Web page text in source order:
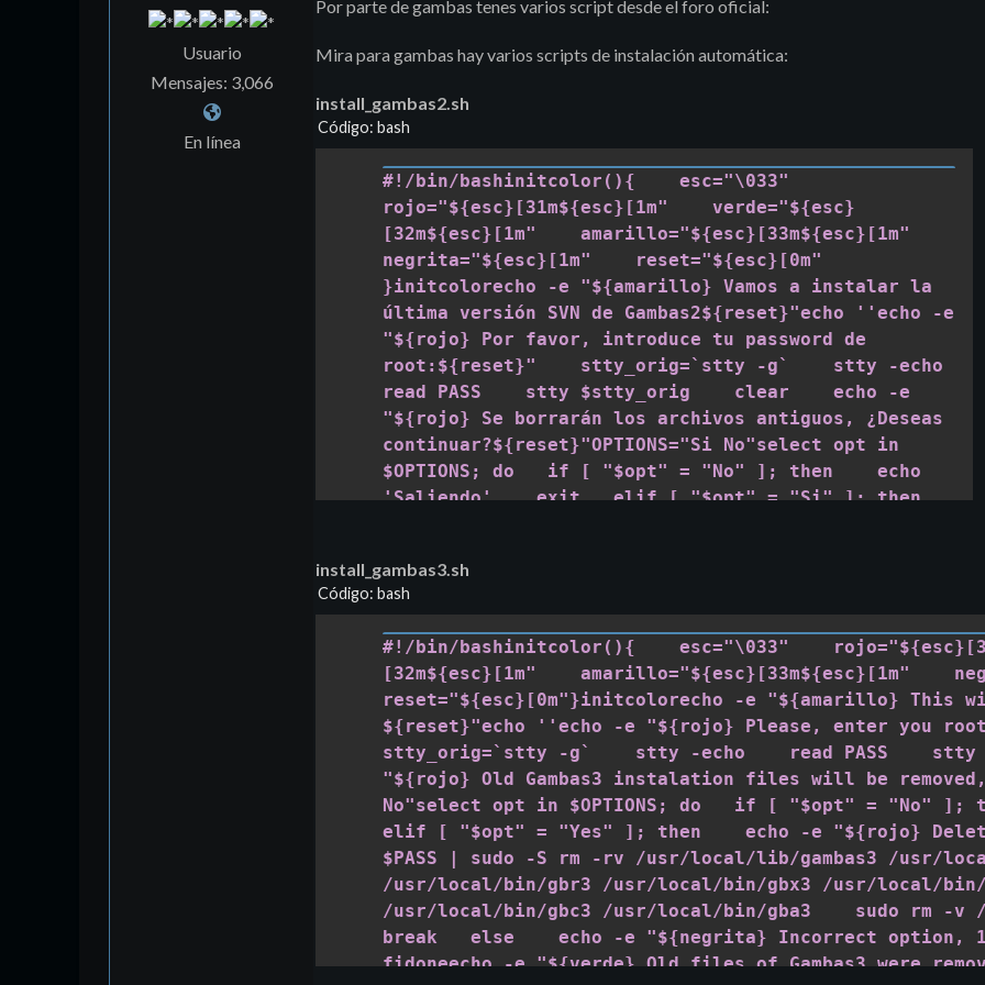
Usuario
Mensajes: 3,066
En línea
Por parte de gambas tenes varios script desde el foro oficial:
Mira para gambas hay varios scripts de instalación automática:
install_gambas2.sh
Código: bash
#!/bin/bashinitcolor(){    esc="\033"
rojo="${esc}[31m${esc}[1m"    verde="${esc}
[32m${esc}[1m"    amarillo="${esc}[33m${esc}[1m"
negrita="${esc}[1m"    reset="${esc}[0m"
}initcolorecho -e "${amarillo} Vamos a instalar la
última versión SVN de Gambas2${reset}"echo ''echo -e
"${rojo} Por favor, introduce tu password de
root:${reset}"    stty_orig=`stty -g`    stty -echo
read PASS    stty $stty_orig    clear    echo -e
"${rojo} Se borrarán los archivos antiguos, ¿Deseas
continuar?${reset}"OPTIONS="Si No"select opt in
$OPTIONS; do   if [ "$opt" = "No" ]; then    echo
'Saliendo'    exit   elif [ "$opt" = "Si" ]; then
/usr/local/share/gambas2     sudo rm -v
/usr/local/bin/gbr2 /usr/local/bin/gbx2
/usr/local/bin/gbs2* /usr/local/bin/gbi2
/usr/local/bin/gbc2 \    /usr/local/bin/gba2
sudo rm -v /usr/local/bin/gambas2*    clear    break
else        echo -e "${negrita} Opcion Incorrecta,
1) Borrar, 2) Salir${reset}"   fidone    echo -e
"${verde} Gambas2 se ha eliminado del
sistema${reset}"echo ''echo -e "${amarillo} Ahora
vamos a descargar la última revisión del código
fuente${reset}"echo -e "${amarillo} Comprobaré si
'subversion' está instalado, si no, se instalará
ahora${reset}"SVN=$(which svn)if [ -z $SVN ]; then
echo -e "${verde} Instalando Subversion...${reset}"
echo $PASS | sudo -S apt-get --assume-yes install
subversionfiecho ''echo -e "${verde} SVN Instalado,
install_gambas3.sh
Código: bash
#!/bin/bashinitcolor(){    esc="\033"
[32m${esc}[1m"    amarillo="${esc}[33m${esc}[1m"
reset="${esc}[0m"}initcolorecho -e "${amarillo} This
${reset}"echo ''echo -e "${rojo} Please, enter you root
stty_orig=`stty -g`    stty -echo    read PASS
"${rojo} Old Gambas3 instalation files will be removed,
No"select opt in $OPTIONS; do   if [ "$opt" = "No"
elif [ "$opt" = "Yes" ]; then    echo -e "${rojo}
$PASS | sudo -S rm -rv /usr/local/lib/gambas3 /usr/
/usr/local/bin/gbr3 /usr/local/bin/gbx3 /usr/local/
/usr/local/bin/gbc3 /usr/local/bin/gba3    sudo rm -v
break   else    echo -e "${negrita} Incorrect option,
fidoneecho -e "${verde} Old files of Gambas3 were